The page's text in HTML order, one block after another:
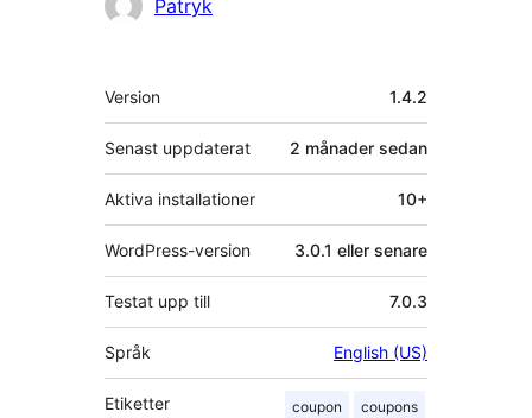
Patryk
Meta
Version 1.4.2
Senast uppdaterat 2 månader sedan
Aktiva installationer 10+
WordPress-version 3.0.1 eller senare
Testat upp till 7.0.3
Språk English (US)
Etiketter coupon coupons